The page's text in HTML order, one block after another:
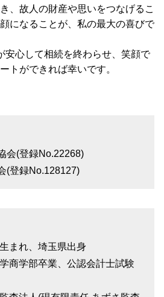
、故人の財産や思いをつなげるこ
になることが、私の最大の喜びで
安心して相続を終わらせ、笑顔で
トができれば幸いです。
会(登録No.22268)
(登録No.128127)
まれ、埼玉県出身
商学部卒業、公認会計士試験